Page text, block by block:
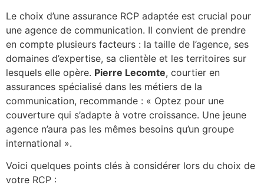
Le choix d’une assurance RCP adaptée est crucial pour
une agence de communication. Il convient de prendre
en compte plusieurs facteurs : la taille de l’agence, ses
domaines d’expertise, sa clientèle et les territoires sur
lesquels elle opère. Pierre Lecomte, courtier en
assurances spécialisé dans les métiers de la
communication, recommande : « Optez pour une
couverture qui s’adapte à votre croissance. Une jeune
agence n’aura pas les mêmes besoins qu’un groupe
international ».
Voici quelques points clés à considérer lors du choix de
votre RCP :